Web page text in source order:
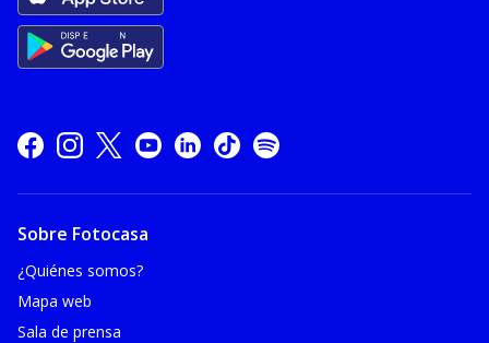
Sobre Fotocasa
¿Quiénes somos?
Mapa web
Sala de prensa